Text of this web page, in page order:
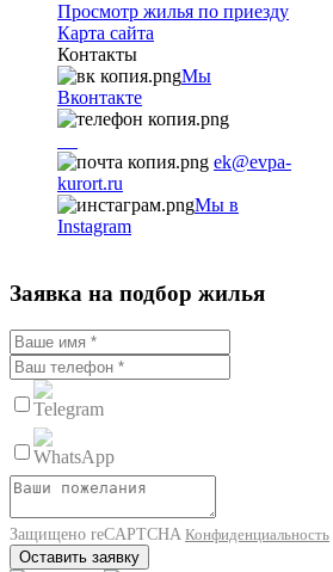
Просмотр жилья по приезду
Карта сайта
Контакты
Мы
Вконтакте
ek@evpa-
kurort.ru
Мы в
Instagram
Заявка на подбор жилья
Защищено reCAPTCHA Конфиденциальность